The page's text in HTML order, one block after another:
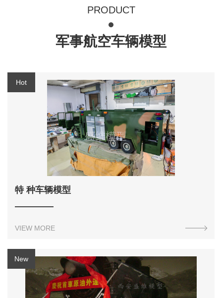
PRODUCT
军事航空车辆模型
特 种车辆模型
VIEW MORE